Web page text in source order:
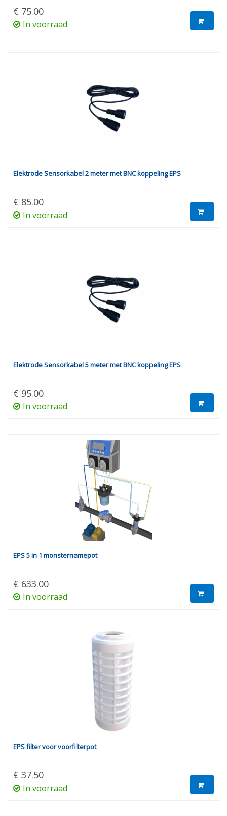
€ 75.00
In voorraad
Elektrode Sensorkabel 2 meter met BNC koppeling EPS
€ 85.00
In voorraad
Elektrode Sensorkabel 5 meter met BNC koppeling EPS
€ 95.00
In voorraad
EPS 5 in 1 monsternamepot
€ 633.00
In voorraad
EPS filter voor voorfilterpot
€ 37.50
In voorraad